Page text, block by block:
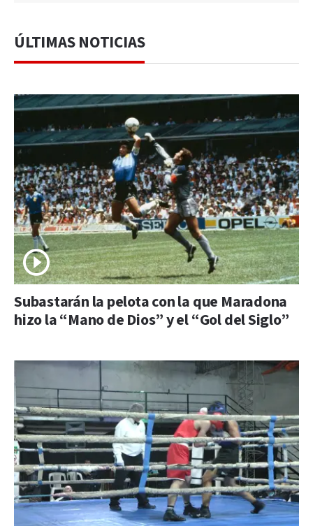
ÚLTIMAS NOTICIAS
Subastarán la pelota con la que Maradona
hizo la “Mano de Dios” y el “Gol del Siglo”